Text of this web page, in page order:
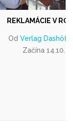
REKLAMÁCIE V
Od Verlag
Začína